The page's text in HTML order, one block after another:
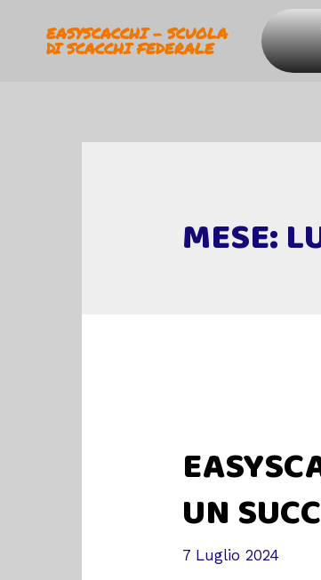
EASYSCACCHI - SCUOLA
DI SCACCHI FEDERALE
MESE:
UN
7 Luglio 2024